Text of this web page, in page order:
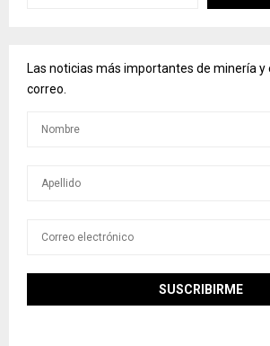
Las noticias más importantes de minería y
correo.